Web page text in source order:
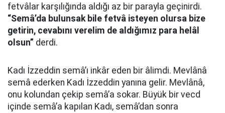
fetvâlar karşılığında aldığı az bir parayla geçinirdi.
“Semâ’da bulunsak bile fetvâ isteyen olursa bize
getirin, cevabını verelim de aldığımız para helâl
olsun” derdi.
Kadı İzzeddin semâ’ı inkâr eden bir âlimdi. Mevlânâ
semâ ederken Kadı İzzeddin yanına gelir. Mevlânâ,
onu kolundan çekip semâ’a sokar. Büyük bir vecd
içinde semâ’a kapılan Kadı, semâ’dan sonra